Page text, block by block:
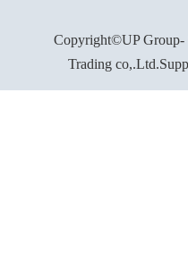
Copyright©UP Group-
Trading